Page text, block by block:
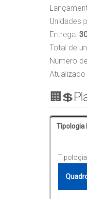
Unidades
Entrega:
Total de
Número
Atualizado
Tipologia